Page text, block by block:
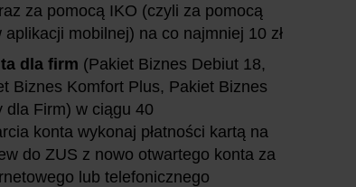
za pomocą IKO (czyli za pomocą
mobilnej) na co najmniej 10 zł
dla firm (Pakiet Biznes Debiut 18,
Biznes Komfort Plus, Pakiet Biznes
dla Firm) w ciągu 40
konta wykonaj płatności kartą na
do ZUS z nowo otwartego konta za
lub telefonicznego